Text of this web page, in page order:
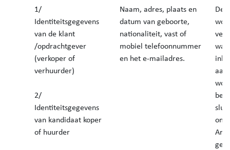
1/
Identiteitsgegevens
van de klant
/opdrachtgever
(verkoper of
verhuurder)
2/
Identiteitsgegevens
van kandidaat koper
of huurder
Naam, adres, plaats en
datum van geboorte,
nationaliteit, vast of
mobiel telefoonnummer
en het e-mailadres.
om